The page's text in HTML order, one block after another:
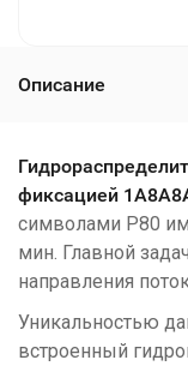
Описание
фиксацией
символами P80
мин. Главной
направления
Уникальностью
встроенный